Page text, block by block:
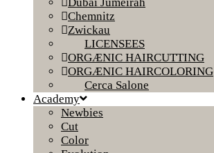
Chemnitz
Zwickau
LICENSEES
ORGÆNIC HAIRCUTTING
ORGÆNIC HAIRCOLORING
Cerca Salone
Academy
Newbies
Cut
Color